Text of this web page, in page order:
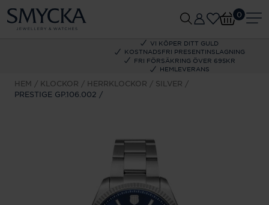
VI KÖPER DITT GULD
KOSTNADSFRI PRESENTINSLAGNING
FRI FÖRSÄKRING ÖVER 695KR
HEMLEVERANS
0
HEM KLOCKOR HERRKLOCKOR
SILVER
PRESTIGE GP.106.002